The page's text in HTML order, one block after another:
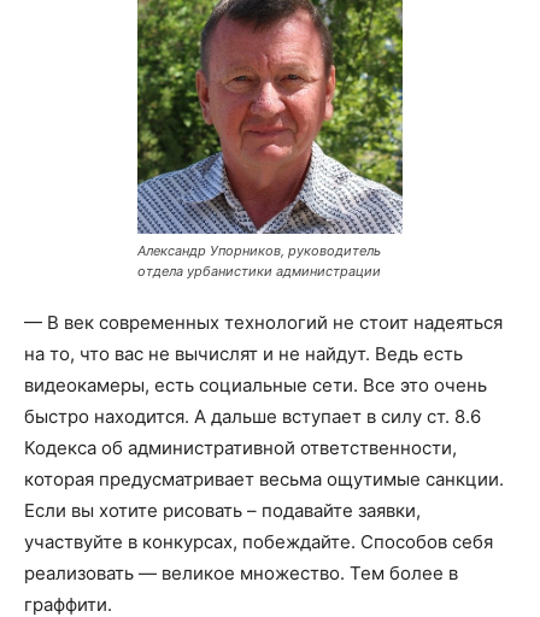
Александр Упорников, руководитель
отдела урбанистики администрации
— В век современных технологий не стоит надеяться
на то, что вас не вычислят и не найдут. Ведь есть
видеокамеры, есть социальные сети. Все это очень
быстро находится. А дальше вступает в силу ст. 8.6
Кодекса об административной ответственности,
которая предусматривает весьма ощутимые санкции.
Если вы хотите рисовать – подавайте заявки,
участвуйте в конкурсах, побеждайте. Способов себя
реализовать — великое множество. Тем более в
граффити.